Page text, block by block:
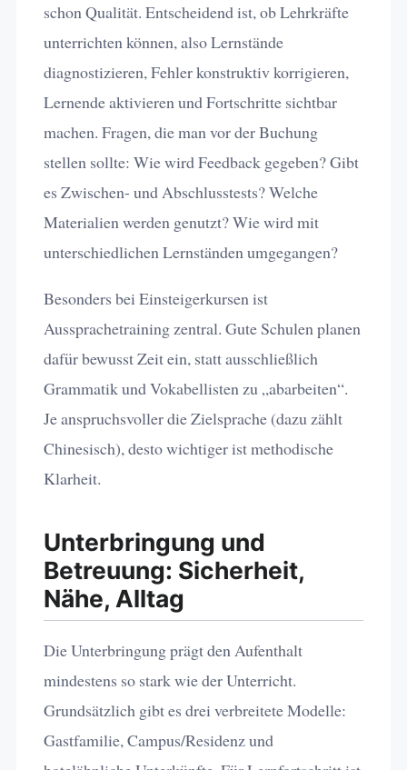
schon Qualität. Entscheidend ist, ob Lehrkräfte
unterrichten können, also Lernstände
diagnostizieren, Fehler konstruktiv korrigieren,
Lernende aktivieren und Fortschritte sichtbar
machen. Fragen, die man vor der Buchung
stellen sollte: Wie wird Feedback gegeben? Gibt
es Zwischen- und Abschlusstests? Welche
Materialien werden genutzt? Wie wird mit
unterschiedlichen Lernständen umgegangen?
Besonders bei Einsteigerkursen ist
Aussprachetraining zentral. Gute Schulen planen
dafür bewusst Zeit ein, statt ausschließlich
Grammatik und Vokabellisten zu „abarbeiten“.
Je anspruchsvoller die Zielsprache (dazu zählt
Chinesisch), desto wichtiger ist methodische
Klarheit.
Unterbringung und
Betreuung: Sicherheit,
Nähe, Alltag
Die Unterbringung prägt den Aufenthalt
mindestens so stark wie der Unterricht.
Grundsätzlich gibt es drei verbreitete Modelle:
Gastfamilie, Campus/Residenz und